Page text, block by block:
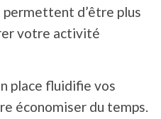
d’être plus
votre activité
place fluidifie vos
économiser du temps.